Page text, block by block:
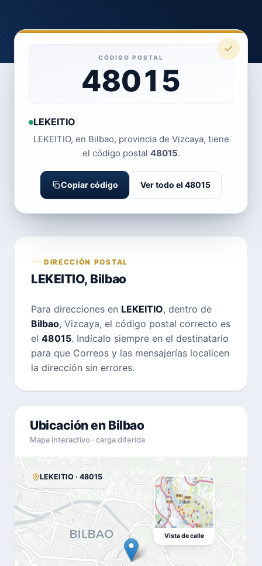
CÓDIGO POSTAL
48015
LEKEITIO
LEKEITIO, en Bilbao, provincia de Vizcaya, tiene
el código postal 48015.
Copiar código Ver todo el 48015
DIRECCIÓN POSTAL
LEKEITIO, Bilbao
Para direcciones en LEKEITIO, dentro de
Bilbao, Vizcaya, el código postal correcto es
el 48015. Indícalo siempre en el destinatario
para que Correos y las mensajerías localicen
la dirección sin errores.
Ubicación en Bilbao
Mapa interactivo · carga diferida
LEKEITIO · 48015
Vista de calle